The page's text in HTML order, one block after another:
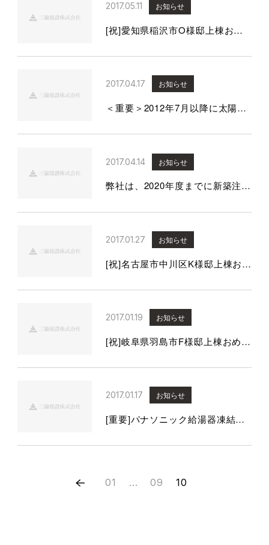
2017.05.11 お知らせ
[祝]愛知県稲沢市O様邸上棟おめでとうございます。
2017.04.17 お知らせ
＜重要＞2012年7月以降に太陽光設置の皆様へ
2017.04.14 お知らせ
弊社は、2020年度までに新築注文住宅の50％をZEHまたはNealyZEHとすることを目標としています。
2017.01.27 お知らせ
[祝]名古屋市中川区K様邸上棟おめでとうございます。
2017.01.19 お知らせ
[祝]岐阜県羽島市F様邸上棟おめでとうございます。
2017.01.17 お知らせ
[重要]パナソニック給湯器凍結予防対策のご案内
01 ... 09 10